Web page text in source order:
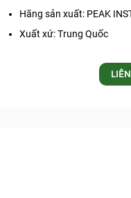
Hãng sản xuất: PEAK
Xuất xứ: Trung Quốc